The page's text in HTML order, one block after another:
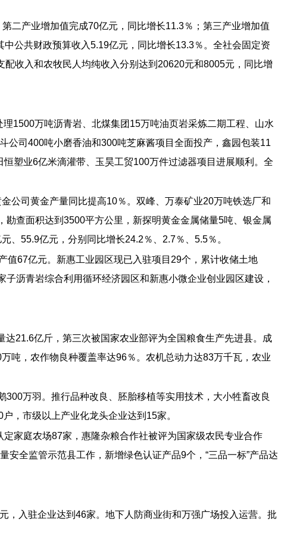
二产业增加值完成70亿元，同比增长11.3％；第三产业增加值
公共财政预算收入5.19亿元，同比增长13.3％。全社会固定资
收入和农牧民人均纯收入分别达到20620元和8005元，同比增
1500万吨沥青岩、北煤集团15万吨油页岩采炼二期工程、山水
公司400吨小磨香油和300吨芝麻酱项目全面投产，鑫园包装11
塑业6亿米滴灌带、玉昊工贸100万件过滤器项目进展顺利。全
公司黄金产量同比提高10％。双峰、万泰矿业20万吨铁选厂和
查面积达到3500平方公里，新探明黄金金属储量5吨、银金属
、55.9亿元，分别同比增长24.2％、2.7％、5.5％。
值67亿元。新惠工业园区现已入驻项目29个，累计收储土地
沥青岩综合利用循环经济园区和新惠小微企业创业园区建设，
21.6亿斤，第三次被国家农业部评为全国粮食生产先进县。成
吨，农作物良种覆盖率达96％。农机总动力达83万千瓦，农业
万羽。推行品种改良、胚胎移植等实用技术，大小牲畜改良
，市级以上产业化龙头企业达到15家。
家庭农场87家，惠隆杂粮合作社被评为国家级农民专业合作
全监管示范县工作，新增绿色认证产品9个，“三品一标”产品达
，入驻企业达到46家。地下人防商业街和万强广场投入运营。批